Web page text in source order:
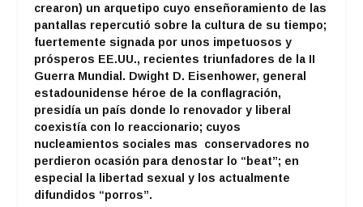
crearon) un arquetipo cuyo enseñoramiento de las
pantallas repercutió sobre la cultura de su tiempo;
fuertemente signada por unos impetuosos y
prósperos EE.UU., recientes triunfadores de la II
Guerra Mundial. Dwight D. Eisenhower, general
estadounidense héroe de la conflagración,
presidía un país donde lo renovador y liberal
coexistía con lo reaccionario; cuyos
nucleamientos sociales mas conservadores no
perdieron ocasión para denostar lo “beat”; en
especial la libertad sexual y los actualmente
difundidos “porros”.